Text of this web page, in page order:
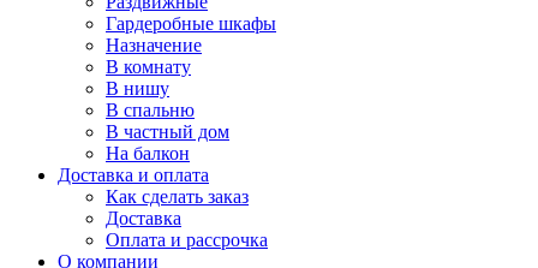
Гардеробные шкафы
Назначение
В комнату
В нишу
В спальню
В частный дом
На балкон
Доставка и оплата
Как сделать заказ
Доставка
Оплата и рассрочка
О компании